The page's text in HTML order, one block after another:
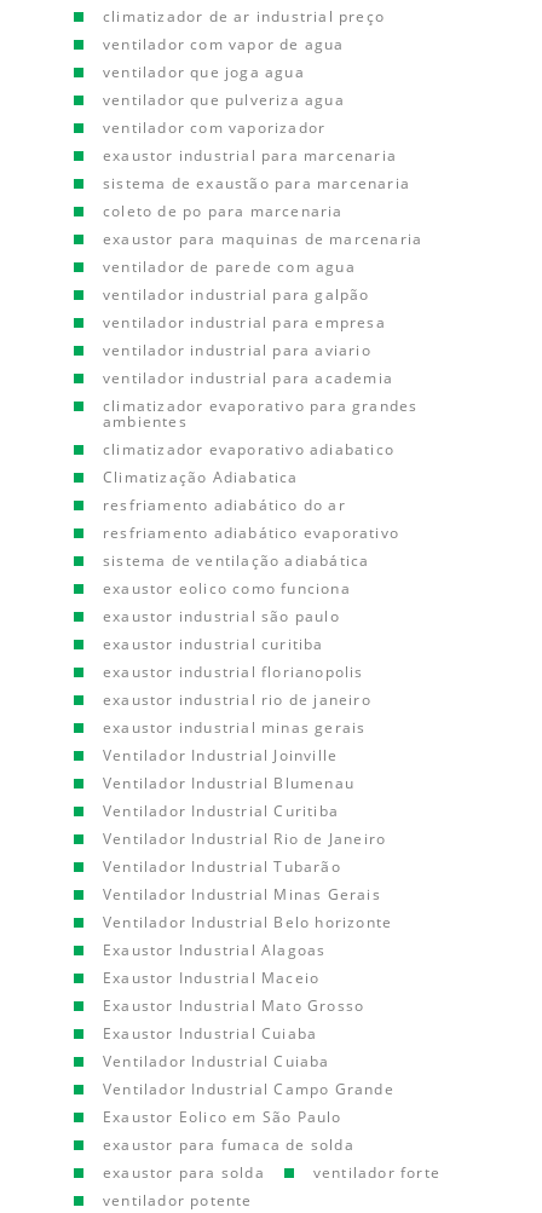
climatizador de ar industrial preço
ventilador com vapor de agua
ventilador que joga agua
ventilador que pulveriza agua
ventilador com vaporizador
exaustor industrial para marcenaria
sistema de exaustão para marcenaria
coleto de po para marcenaria
exaustor para maquinas de marcenaria
ventilador de parede com agua
ventilador industrial para galpão
ventilador industrial para empresa
ventilador industrial para aviario
ventilador industrial para academia
climatizador evaporativo para grandes
ambientes
climatizador evaporativo adiabatico
Climatização Adiabatica
resfriamento adiabático do ar
resfriamento adiabático evaporativo
sistema de ventilação adiabática
exaustor eolico como funciona
exaustor industrial são paulo
exaustor industrial curitiba
exaustor industrial florianopolis
exaustor industrial rio de janeiro
exaustor industrial minas gerais
Ventilador Industrial Joinville
Ventilador Industrial Blumenau
Ventilador Industrial Curitiba
Ventilador Industrial Rio de Janeiro
Ventilador Industrial Tubarão
Ventilador Industrial Minas Gerais
Ventilador Industrial Belo horizonte
Exaustor Industrial Alagoas
Exaustor Industrial Maceio
Exaustor Industrial Mato Grosso
Exaustor Industrial Cuiaba
Ventilador Industrial Cuiaba
Ventilador Industrial Campo Grande
Exaustor Eolico em São Paulo
exaustor para fumaca de solda
exaustor para solda
ventilador forte
ventilador potente